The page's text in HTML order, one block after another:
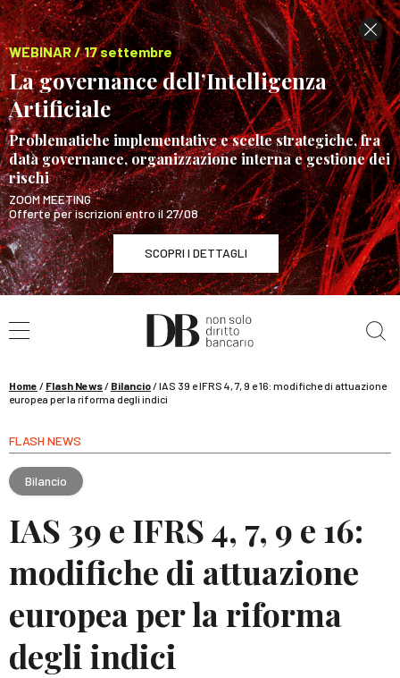
WEBINAR / 17 settembre
La governance dell’Intelligenza
Artificiale
Problematiche implementative e scelte strategiche, fra
data governance, organizzazione interna e gestione dei
rischi
ZOOM MEETING
Offerte per iscrizioni entro il 27/08
SCOPRI I DETTAGLI
WEBINAR / 17 settembre
La governance dell’Intelligenza Artificiale
Home / Flash News/ Bilancio/IAS 39 e IFRS 4, 7, 9 e 16: modifiche di attuazione
europea per la riforma degli indici
FLASH NEWS
Bilancio
IAS 39 e IFRS 4, 7, 9 e 16:
modifiche di attuazione
europea per la riforma
degli indici